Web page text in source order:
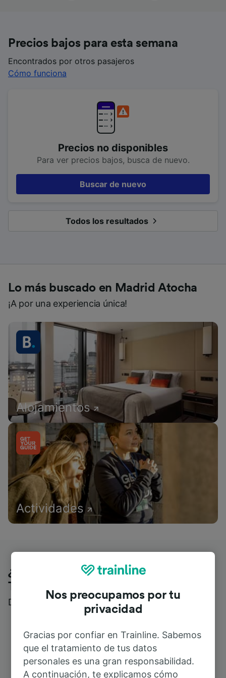
Precios bajos para esta semana
Encontrados por otros pasajeros
Cómo funciona
Precios no disponibles
Para ver precios bajos, busca de nuevo.
Buscar de nuevo
Todos los resultados
Lo más buscado en Madrid Atocha
¡A por una experiencia única!
Alojamientos
Actividades
¿Qué piensan nuestros clientes de
Trainline?
Descubre reseñas reales de nuestros viajeros
Nos preocupamos por tu
privacidad
Gracias por confiar en Trainline. Sabemos
que el tratamiento de tus datos
personales es una gran responsabilidad.
A continuación, te explicamos cómo